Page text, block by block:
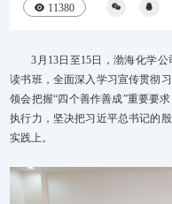
11380
3月13日至15日，渤海化学
读书班，全面深入学习宣传贯彻
领会把握“四个善作善成”重要要
执行力，坚决把习近平总书记的
实践上。